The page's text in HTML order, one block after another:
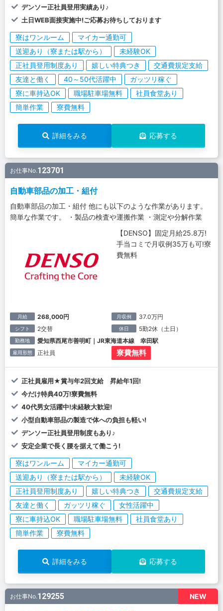
デンソー正社員登用実績あり♪
土日WEB面接実施中!ご応募お待ちしております
寮はワンルーム
マイカー通勤可
送迎あり（寮または駅から）
未経験OK
正社員登用制度あり
嬉しい特典つき
交通費規定支給
友達と働く
40～50代活躍中
ガッツリ稼ぐ
寮に車持込OK
職場駐車場無料
社員食堂あり
簡単作業
寮費無料
詳細をみる 応募する
お仕事No.123701
自動車部品の加工・組付
自動車部品の加工・組付 他にも以下のような作業があります。
簡単な作業です。 ・製品の検査や運搬作業 ・測定や分解作業
【DENSO】固定月給25.8万!
手当コミで月収例35万も可!寮
費無料
月給 268,000円 月収例 37.0万円
シフト 2交替 休日 5勤2休（土日）
勤務地 愛知県西尾市善明町｜JR東海道本線 幸田駅
雇用形態 正社員 寮費無料
正社員雇用★賞与年2回支給 昇給年1回!
今だけ特典40万!寮費無料
40代男女活躍中!未経験大歓迎!
小型自動車部品の製造で体への負担も軽い!
デンソー正社員登用制度もあり♪
安定企業で長く腰を据えて働こう!
寮はワンルーム
マイカー通勤可
送迎あり（寮または駅から）
未経験OK
正社員登用制度あり
嬉しい特典つき
交通費規定支給
友達と働く
ガッツリ稼ぐ
女性活躍中
寮に車持込OK
職場駐車場無料
社員食堂あり
簡単作業
寮費無料
詳細をみる 応募する
NEW
お仕事No.129255